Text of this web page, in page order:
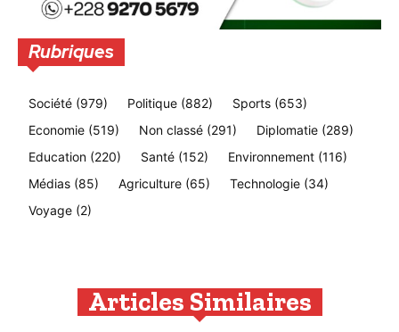
Rubriques
Société (979) Politique (882) Sports (653)
Economie (519) Non classé (291) Diplomatie (289)
Education (220) Santé (152) Environnement (116)
Médias (85) Agriculture (65) Technologie (34)
Voyage (2)
Articles Similaires